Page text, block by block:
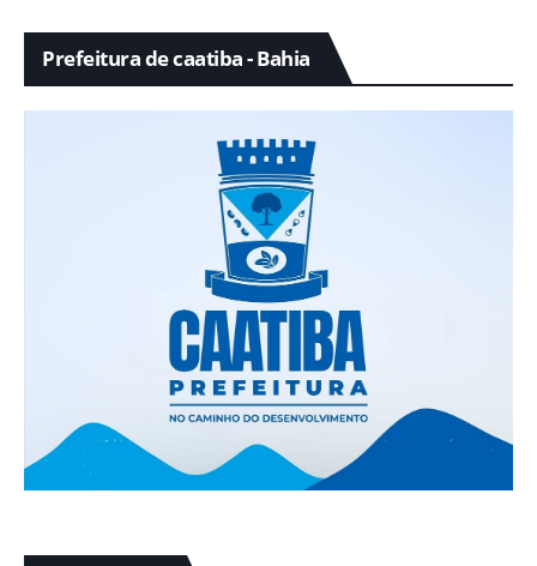
Prefeitura de caatiba - Bahia